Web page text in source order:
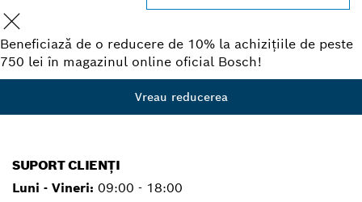
Beneficiază de o reducere de 10% la achizițiile de peste
750 lei în magazinul online oficial Bosch!
Vreau reducerea
SUPORT CLIENȚI
Luni - Vineri: 09:00 - 18:00